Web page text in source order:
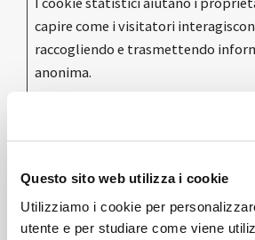
Questo sito web utilizza i cookie
Utilizziamo i cookie per
utente e per studiare come viene
capire come i visitatori
raccogliendo e trasmettendo
anonima.
_ga Google
Registra un ID
utilizzato per
dati statistici